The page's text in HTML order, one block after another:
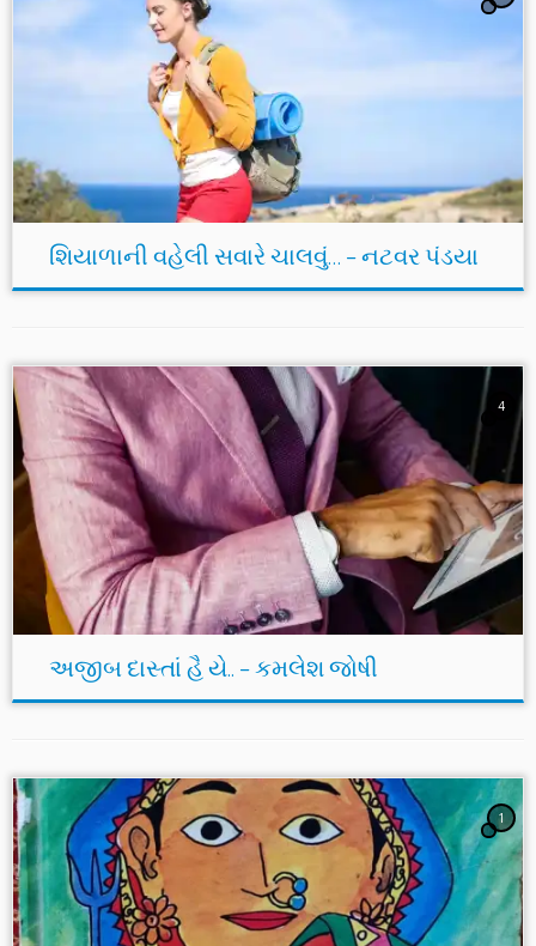
શિયાળાની વહેલી સવારે ચાલવું… – નટવર પંડયા
4
અજીબ દાસ્તાં હૈ યે.. – કમલેશ જોષી
1